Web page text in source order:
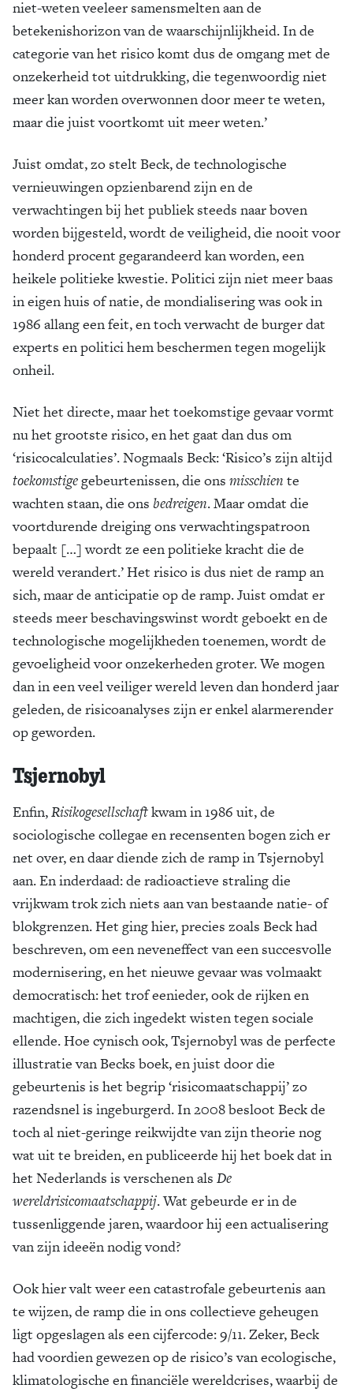
niet-weten veeleer samensmelten aan de
betekenishorizon van de waarschijnlijkheid. In de
categorie van het risico komt dus de omgang met de
onzekerheid tot uitdrukking, die tegenwoordig niet
meer kan worden overwonnen door meer te weten,
maar die juist voortkomt uit meer weten.’
Juist omdat, zo stelt Beck, de technologische
vernieuwingen opzienbarend zijn en de
verwachtingen bij het publiek steeds naar boven
worden bijgesteld, wordt de veiligheid, die nooit voor
honderd procent gegarandeerd kan worden, een
heikele politieke kwestie. Politici zijn niet meer baas
in eigen huis of natie, de mondialisering was ook in
1986 allang een feit, en toch verwacht de burger dat
experts en politici hem beschermen tegen mogelijk
onheil.
Niet het directe, maar het toekomstige gevaar vormt
nu het grootste risico, en het gaat dan dus om
‘risicocalculaties’. Nogmaals Beck: ‘Risico’s zijn altijd
toekomstigegebeurtenissen, die ons misschien te
wachten staan, die ons bedreigen. Maar omdat die
voortdurende dreiging ons verwachtingspatroon
bepaalt […] wordt ze een politieke kracht die de
wereld verandert.’ Het risico is dus niet de ramp an
sich, maar de anticipatie op de ramp. Juist omdat er
steeds meer beschavingswinst wordt geboekt en de
technologische mogelijkheden toenemen, wordt de
gevoeligheid voor onzekerheden groter. We mogen
dan in een veel veiliger wereld leven dan honderd jaar
geleden, de risicoanalyses zijn er enkel alarmerender
op geworden.
Tsjernobyl
Enfin,Risikogesellschaftkwam in 1986 uit, de
sociologische collegae en recensenten bogen zich er
net over, en daar diende zich de ramp in Tsjernobyl
aan. En inderdaad: de radioactieve straling die
vrijkwam trok zich niets aan van bestaande natie- of
blokgrenzen. Het ging hier, precies zoals Beck had
beschreven, om een neveneffect van een succesvolle
modernisering, en het nieuwe gevaar was volmaakt
democratisch: het trof eenieder, ook de rijken en
machtigen, die zich ingedekt wisten tegen sociale
ellende. Hoe cynisch ook, Tsjernobyl was de perfecte
illustratie van Becks boek, en juist door die
gebeurtenis is het begrip ‘risicomaatschappij’ zo
razendsnel is ingeburgerd. In 2008 besloot Beck de
toch al niet-geringe reikwijdte van zijn theorie nog
wat uit te breiden, en publiceerde hij het boek dat in
het Nederlands is verschenen als De
wereldrisicomaatschappij. Wat gebeurde er in de
tussenliggende jaren, waardoor hij een actualisering
van zijn ideeën nodig vond?
Ook hier valt weer een catastrofale gebeurtenis aan
te wijzen, de ramp die in ons collectieve geheugen
ligt opgeslagen als een cijfercode: 9/11. Zeker, Beck
had voordien gewezen op de risico’s van ecologische,
klimatologische en financiële wereldcrises, waarbij de